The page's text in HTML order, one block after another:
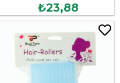
₺23,88